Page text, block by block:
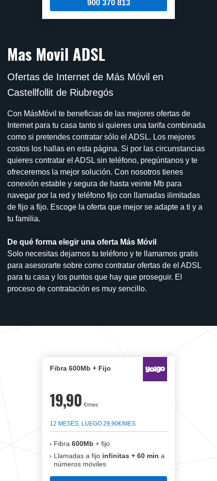
900 370 813
Mas Movil ADSL
Ofertas de Internet de Más Móvil en
Castellfollit de Riubregós
Con MásMóvil te beneficias de las mejores ofertas de
Internet para tu casa tanto si quieres una tarifa combinada
como si pretendes contratar sólo el ADSL. Los mejores
costos los hallas en esta página. Si por las circunstancias
quieres contratar el ADSL sin teléfono, pregúntanos y te
ofreceremos la mejor solución. Con nosotros tienes
conexión estable y segura de hasta veinte Mb para
navegar por la red y teléfono fijo con llamadas ilimitadas
de fijo a fijo. Escoge la oferta que mejor se adapte a ti y a
tu familia.
De qué forma elegir una oferta Más Móvil
Solo necesitas dejarnos tu teléfono y te llamamos gratis
para asesorarte sobre como contratar ofertas de el ADSL
para tu casa y los puntos que hay que proseguir. El
proceso de contratación es muy sencillo.
Fibra 600Mb + Fijo
19,90 €/mes
12 MESES, LUEGO 29,90€/MES
Fibra 600Mb + fijo
Llamadas a fijo infinitas + 60 min a
números móviles